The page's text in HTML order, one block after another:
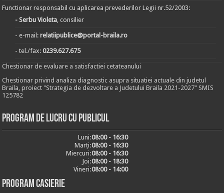
Functionar responsabil cu aplicarea prevederilor Legii nr.52/2003:
- Serbu Violeta, consilier
- e-mail:relatiipublice@portal-braila.ro
- tel./fax:0239.627.675
Chestionar de evaluare a satisfactiei cetateanului
Chestionar privind analiza diagnostic asupra situatiei actuale din judetul
Braila, proiect "Strategia de dezvoltare a Judetului Braila 2021-2027" SMIS
125782
Program de lucru cu publicul
Luni:08:00 - 16:30
Marți:08:00 - 16:30
Miercuri:08:00 - 16:30
Joi:08:00 - 18:30
Vineri:08:00 - 14:00
Program casierie